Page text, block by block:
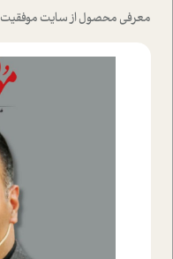
معرفی محصول از سایت موفقیت